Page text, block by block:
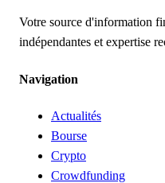
Votre source d'information
indépendantes et expertise
Navigation
Actualités
Bourse
Crypto
Crowdfunding